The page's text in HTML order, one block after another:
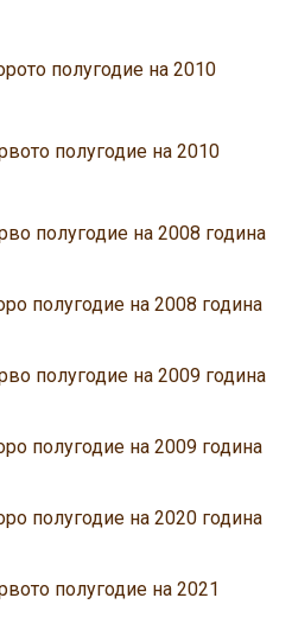
полугодие на 2010
полугодие на 2010
полугодие на 2008 година
полугодие на 2008 година
полугодие на 2009 година
полугодие на 2009 година
полугодие на 2020 година
полугодие на 2021